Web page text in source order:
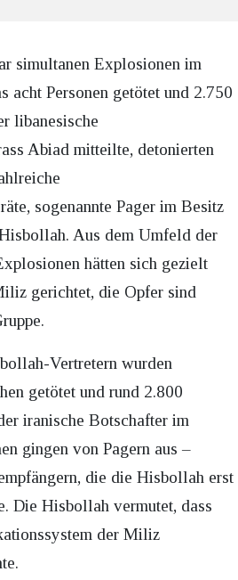
simultanen Explosionen im
acht Personen getötet und 2.750
libanesische
Abiad mitteilte, detonierten
sogenannte Pager im Besitz
Aus dem Umfeld der
hätten sich gezielt
gerichtet, die Opfer sind
Vertretern wurden
getötet und rund 2.800
iranische Botschafter im
gingen von Pagern aus –
die die Hisbollah erst
Die Hisbollah vermutet, dass
der Miliz